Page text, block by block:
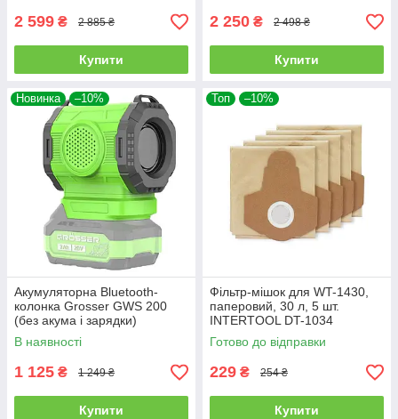
2 599 ₴ 2 885 ₴
Купити
2 250 ₴ 2 498 ₴
Купити
Новинка –10%
Акумуляторна Bluetooth-
колонка Grosser GWS 200
(без акума і зарядки)
В наявності
1 125 ₴ 1 249 ₴
Купити
Топ –10%
Фільтр-мішок для WT-1430,
паперовий, 30 л, 5 шт.
INTERTOOL DT-1034
Готово до відправки
229 ₴ 254 ₴
Купити